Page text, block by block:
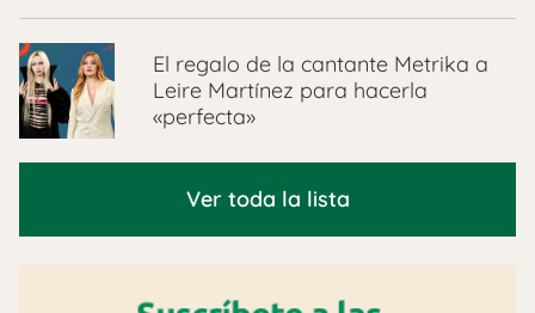
El regalo de la cantante Metrika a
Leire Martínez para hacerla
«perfecta»
Ver toda la lista